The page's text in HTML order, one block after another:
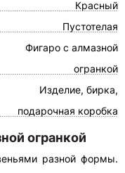
Красный
Пустотелая
Фигаро с алмазной
огранкой
Изделие, бирка,
подарочная коробка
огранкой
разной формы.